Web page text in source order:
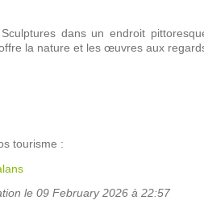
dans un endroit
la nature et les œuvres aux
tourisme :
le 09 February 2026 à 22:57